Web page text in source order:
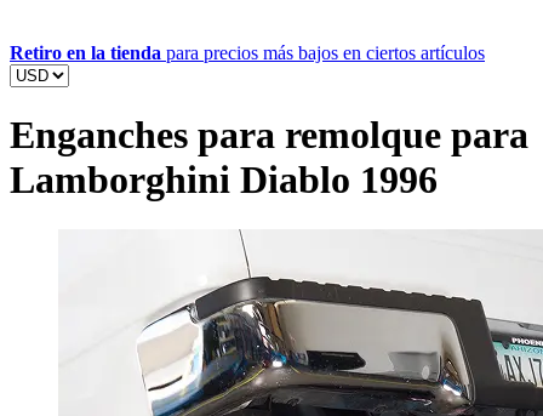
Retiro en la tienda para precios más bajos en ciertos artículos
Enganches para remolque para
Lamborghini Diablo 1996